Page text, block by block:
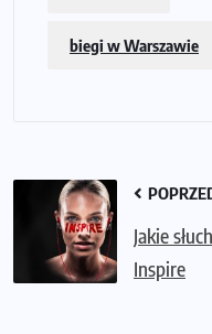
biegi w Warszawie
Jakie
Inspire